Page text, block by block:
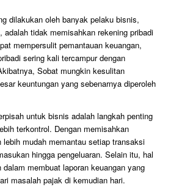
dilakukan oleh banyak pelaku bisnis,
adalah tidak memisahkan rekening pribadi
mempersulit pemantauan keuangan,
sering kali tercampur dengan
Sobat mungkin kesulitan
keuntungan yang sebenarnya diperoleh
untuk bisnis adalah langkah penting
terkontrol. Dengan memisahkan
lebih mudah memantau setiap transaksi
hingga pengeluaran. Selain itu, hal
membuat laporan keuangan yang
masalah pajak di kemudian hari.